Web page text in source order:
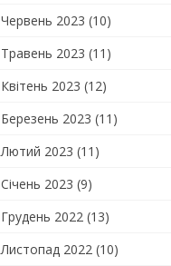
Червень 2023 (10)
Травень 2023 (11)
Квітень 2023 (12)
Березень 2023 (11)
Лютий 2023 (11)
Січень 2023 (9)
Грудень 2022 (13)
Листопад 2022 (10)